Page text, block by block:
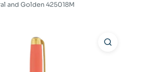
and Golden 425018M